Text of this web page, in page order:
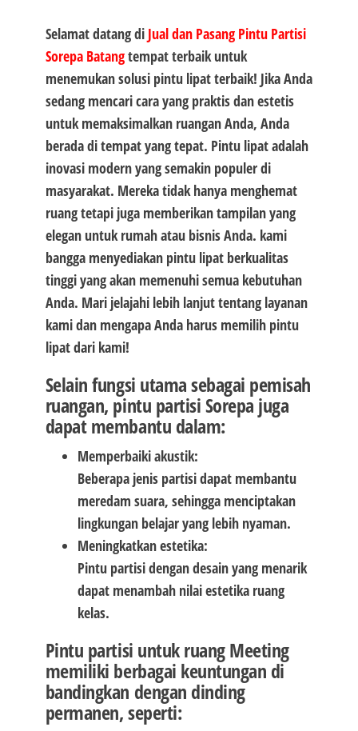
Selamat datang di Jual dan Pasang Pintu Partisi
Sorepa Batangtempat terbaik untuk
menemukan solusi pintu lipat terbaik! Jika Anda
sedang mencari cara yang praktis dan estetis
untuk memaksimalkan ruangan Anda, Anda
berada di tempat yang tepat. Pintu lipat adalah
inovasi modern yang semakin populer di
masyarakat. Mereka tidak hanya menghemat
ruang tetapi juga memberikan tampilan yang
elegan untuk rumah atau bisnis Anda. kami
bangga menyediakan pintu lipat berkualitas
tinggi yang akan memenuhi semua kebutuhan
Anda. Mari jelajahi lebih lanjut tentang layanan
kami dan mengapa Anda harus memilih pintu
lipat dari kami!
Selain fungsi utama sebagai pemisah
ruangan, pintu partisi Sorepa juga
dapat membantu dalam:
Memperbaiki akustik:
Beberapa jenis partisi dapat membantu
meredam suara, sehingga menciptakan
lingkungan belajar yang lebih nyaman.
Meningkatkan estetika:
Pintu partisi dengan desain yang menarik
dapat menambah nilai estetika ruang
kelas.
Pintu partisi untuk ruang Meeting
memiliki berbagai keuntungan di
bandingkan dengan dinding
permanen, seperti: